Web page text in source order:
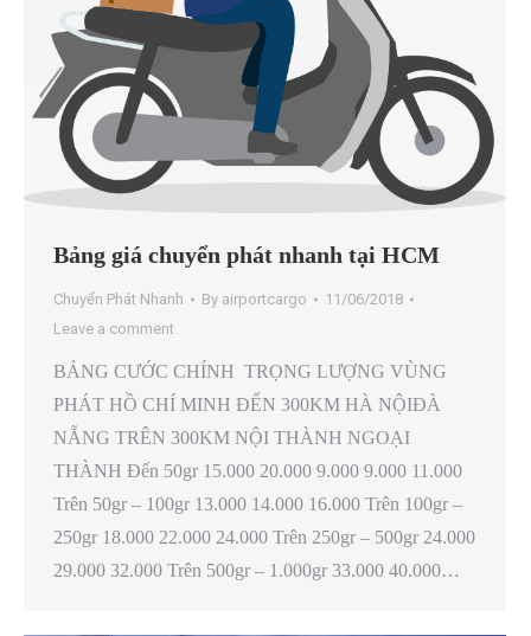
Bảng giá chuyển phát nhanh tại HCM
Chuyển Phát Nhanh By airportcargo
11/06/2018
Leave a comment
BẢNG CƯỚC CHÍNH TRỌNG LƯỢNG VÙNG
PHÁT HỒ CHÍ MINH ĐẾN 300KM HÀ NỘIĐÀ
NẴNG TRÊN 300KM NỘI THÀNH NGOẠI
THÀNH Đến 50gr 15.000 20.000 9.000 9.000 11.000
Trên 50gr – 100gr 13.000 14.000 16.000 Trên 100gr –
250gr 18.000 22.000 24.000 Trên 250gr – 500gr 24.000
29.000 32.000 Trên 500gr – 1.000gr 33.000 40.000…